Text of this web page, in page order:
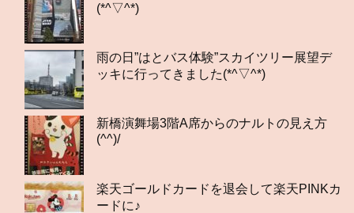
(*^▽^*)
雨の日”はとバス体験”スカイツリー展望デ
ッキに行ってきました(*^▽^*)
新橋演舞場3階A席からのナルトの見え方
(^^)/
楽天ゴールドカードを退会して楽天PINKカ
ードに♪